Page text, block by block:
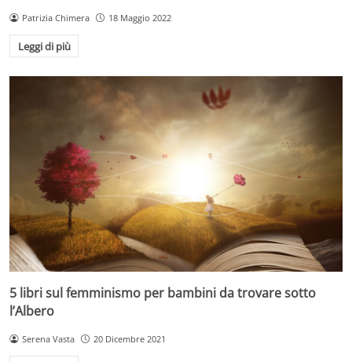
Patrizia Chimera 18 Maggio 2022
Leggi di più
5 libri sul femminismo per bambini da trovare sotto
l’Albero
Serena Vasta 20 Dicembre 2021